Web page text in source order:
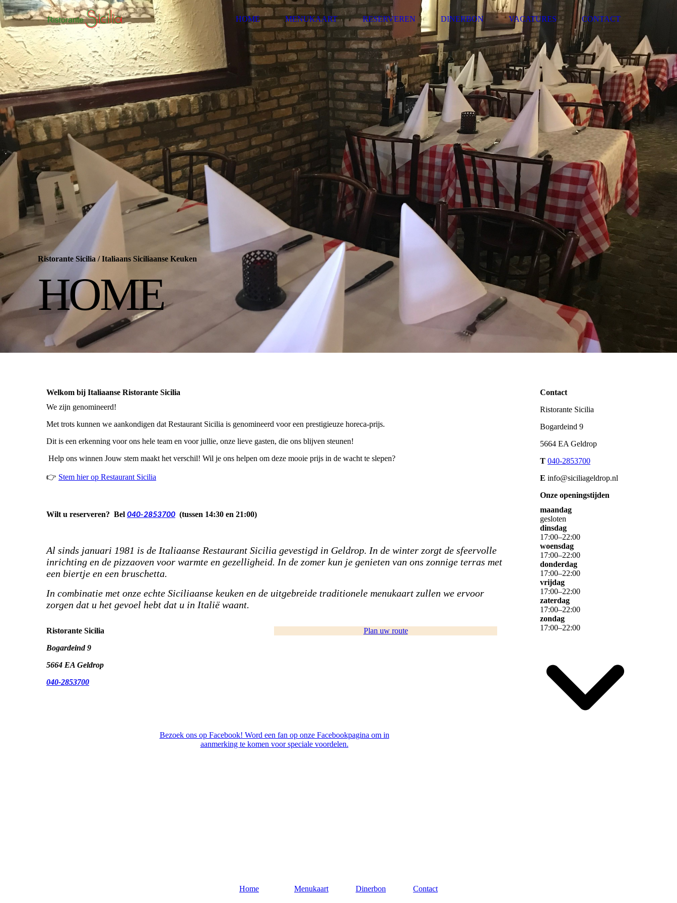
HOME MENUKAART RESERVEREN DINERBON VACATURES CONTACT
Ristorante Sicilia /Italiaans Siciliaanse Keuken
HOME
Welkom bij Italiaanse Ristorante Sicilia
We zijn genomineerd!
Met trots kunnen we aankondigen dat Restaurant Sicilia is genomineerd voor een prestigieuze horeca-prijs.
Dit is een erkenning voor ons hele team en voor jullie, onze lieve gasten, die ons blijven steunen!
Help ons winnen Jouw stem maakt het verschil! Wil je ons helpen om deze mooie prijs in de wacht te slepen?
👉 Stem hier op Restaurant Sicilia
Wilt u reserveren? Bel 040-2853700 (tussen 14:30 en 21:00)
Al sinds januari 1981 is de Italiaanse Restaurant Sicilia gevestigd in Geldrop. In de winter zorgt de sfeervolle
inrichting en de pizzaoven voor warmte en gezelligheid. In de zomer kun je genieten van ons zonnige terras met
een biertje en een bruschetta.
In combinatie met onze echte Siciliaanse keuken en de uitgebreide traditionele menukaart zullen we ervoor
zorgen dat u het gevoel hebt dat u in Italië waant.
Ristorante Sicilia
Bogardeind 9
5664 EA Geldrop
040-2853700
Plan uw route
Bezoek ons op Facebook! Word een fan op onze Facebookpagina om in
aanmerking te komen voor speciale voordelen.
Contact
Ristorante Sicilia
Bogardeind 9
5664 EA Geldrop
T 040-2853700
E info@siciliageldrop.nl
Onze openingstijden
maandag
gesloten
dinsdag
17:00–22:00
woensdag
17:00–22:00
donderdag
17:00–22:00
vrijdag
17:00–22:00
zaterdag
17:00–22:00
zondag
17:00–22:00
Home Menukaart Dinerbon Contact